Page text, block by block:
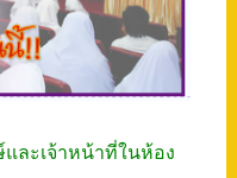
ละเจ้าหน้าที่ในห้อง